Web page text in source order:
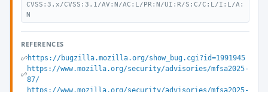
CVSS:3.x/CVSS:3.1/AV:N/AC:L/PR:N/UI:R/S:C/C:L/I:L/A:
N
REFERENCES
https://bugzilla.mozilla.org/show_bug.cgi?id=1991945
https://www.mozilla.org/security/advisories/mfsa2025-
87/
https://www.mozilla.org/security/advisories/mfsa2025-